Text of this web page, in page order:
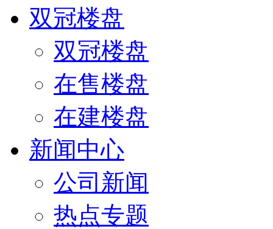
双冠楼盘
双冠楼盘
在售楼盘
在建楼盘
新闻中心
公司新闻
热点专题